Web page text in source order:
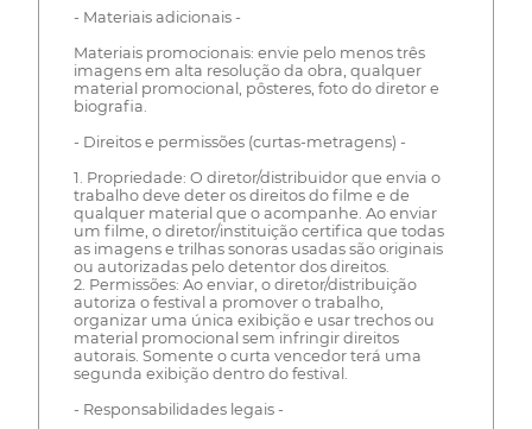
- Materiais adicionais -
Materiais promocionais: envie pelo menos três
imagens em alta resolução da obra, qualquer
material promocional, pôsteres, foto do diretor e
biografia.
- Direitos e permissões (curtas-metragens) -
1. Propriedade: O diretor/distribuidor que envia o
trabalho deve deter os direitos do filme e de
qualquer material que o acompanhe. Ao enviar
um filme, o diretor/instituição certifica que todas
as imagens e trilhas sonoras usadas são originais
ou autorizadas pelo detentor dos direitos.
2. Permissões: Ao enviar, o diretor/distribuição
autoriza o festival a promover o trabalho,
organizar uma única exibição e usar trechos ou
material promocional sem infringir direitos
autorais. Somente o curta vencedor terá uma
segunda exibição dentro do festival.
- Responsabilidades legais -